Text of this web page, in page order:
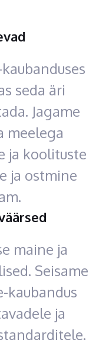
seda äri
Jagame
meelega
ja koolituste
ja ostmine
maine ja
Seisame
kaubandus
ja